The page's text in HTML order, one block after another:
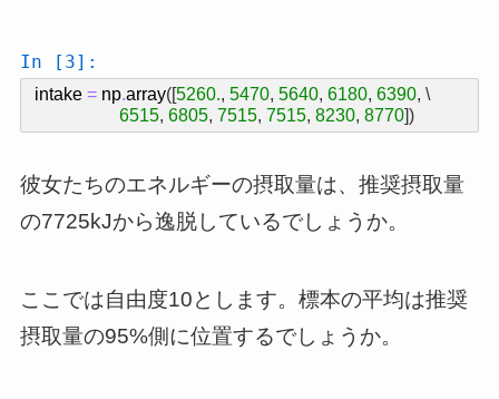
In [3]:
intake = np.array([5260., 5470, 5640, 6180, 6390, \
6515, 6805, 7515, 7515, 8230, 8770 ])
彼女たちのエネルギーの摂取量は、推奨摂取量
の7725kJから逸脱しているでしょうか。
ここでは自由度10とします。標本の平均は推奨
摂取量の95%側に位置するでしょうか。